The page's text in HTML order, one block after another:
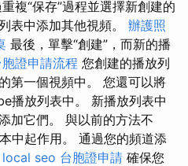
複“保存”過程並選擇新創建的
表中添加其他視頻。 辦護照
最後，單擊“創建”，而新的播
證申請流程 您創建的播放列
第一個視頻中。 您還可以將
播放列表中。 新播放列表中
加它們。 與以前的方法不
中起作用。 通過您的頻道添
local seo 台胞證申請 確保您